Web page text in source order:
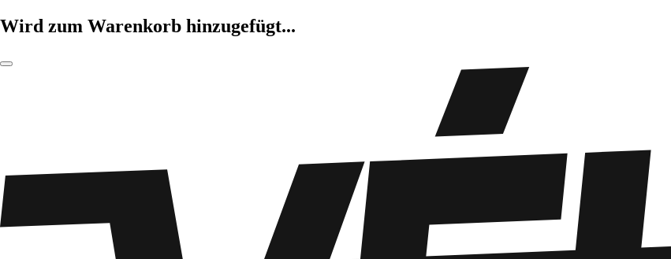
Wird zum Warenkorb hinzugefügt...